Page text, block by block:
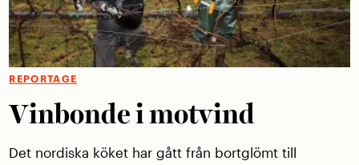
REPORTAGE
Vinbonde i motvind
Det nordiska köket har gått från bortglömt till